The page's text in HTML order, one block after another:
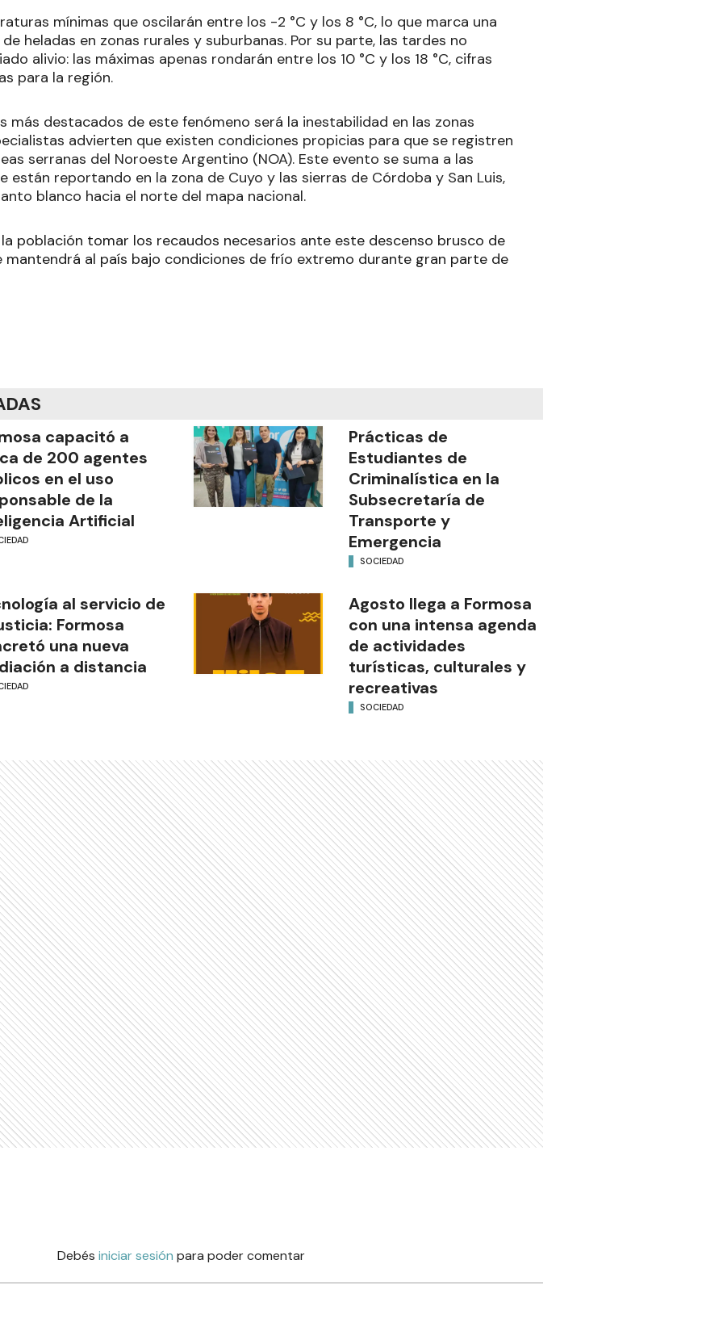
mínimas que oscilarán entre los -2 °C y los 8 °C, lo que marca una
heladas en zonas rurales y suburbanas. Por su parte, las tardes no
alivio: las máximas apenas rondarán entre los 10 °C y los 18 °C, cifras
para la región.
más destacados de este fenómeno será la inestabilidad en las zonas
advierten que existen condiciones propicias para que se registren
serranas del Noroeste Argentino (NOA). Este evento se suma a las
están reportando en la zona de Cuyo y las sierras de Córdoba y San Luis,
blanco hacia el norte del mapa nacional.
población tomar los recaudos necesarios ante este descenso brusco de
mantendrá al país bajo condiciones de frío extremo durante gran parte de
capacitó a
de 200 agentes
en el uso
de la
Artificial
Prácticas de
Estudiantes de
Criminalística en la
Subsecretaría de
Transporte y
Emergencia
SOCIEDAD
al servicio de
Formosa
una nueva
a distancia
Agosto llega a Formosa
con una intensa agenda
de actividades
turísticas, culturales y
recreativas
SOCIEDAD
Debés iniciar sesión para poder comentar